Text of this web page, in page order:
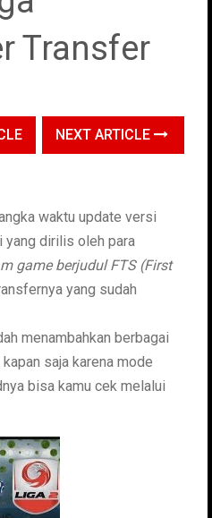
Transfer
NEXT ARTICLE
waktu update versi
yang dirilis oleh para
game berjudul FTS (First
yang sudah
menambahkan berbagai
saja karena mode
bisa kamu cek melalui